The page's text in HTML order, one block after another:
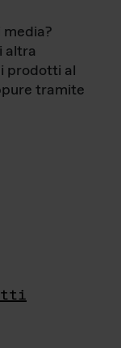
altra
prodotti al
tramite